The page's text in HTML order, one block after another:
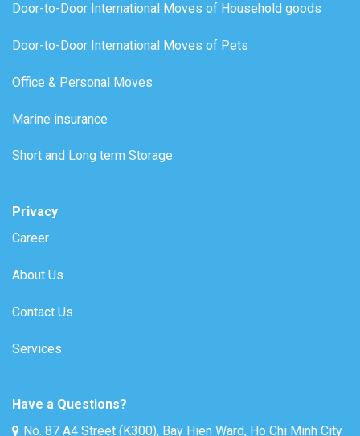
Door-to-Door International Moves of Household goods
Door-to-Door International Moves of Pets
Office & Personal Moves
Marine insurance
Short and Long term Storage
Privacy
Career
About Us
Contact Us
Services
Have a Questions?
No. 87 A4 Street (K300), Bay Hien Ward, Ho Chi Minh City